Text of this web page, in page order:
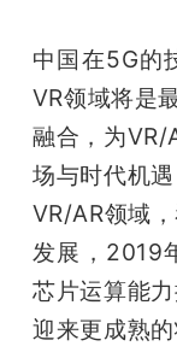
中
心
GAIR
专
中国在5G的
VR领域将是
融合，为VR/
场与时代机
VR/AR领域
发展，2019
芯片运算能
迎来更成熟